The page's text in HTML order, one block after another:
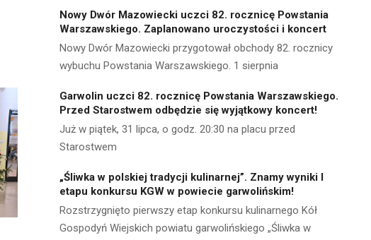
Nowy Dwór Mazowiecki uczci 82. rocznicę Powstania
Warszawskiego. Zaplanowano uroczystości i koncert
Nowy Dwór Mazowiecki przygotował obchody 82. rocznicy
wybuchu Powstania Warszawskiego. 1 sierpnia
Garwolin uczci 82. rocznicę Powstania Warszawskiego.
Przed Starostwem odbędzie się wyjątkowy koncert!
Już w piątek, 31 lipca, o godz. 20:30 na placu przed
Starostwem
„Śliwka w polskiej tradycji kulinarnej”. Znamy wyniki I
etapu konkursu KGW w powiecie garwolińskim!
Rozstrzygnięto pierwszy etap konkursu kulinarnego Kół
Gospodyń Wiejskich powiatu garwolińskiego „Śliwka w